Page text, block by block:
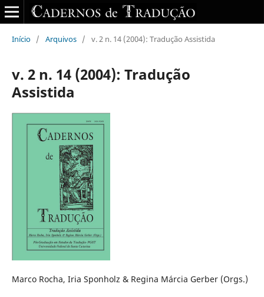
Início / Arquivos / v. 2 n. 14 (2004): Tradução Assistida
v. 2 n. 14 (2004): Tradução
Assistida
Marco Rocha, Iria Sponholz & Regina Márcia Gerber (Orgs.)